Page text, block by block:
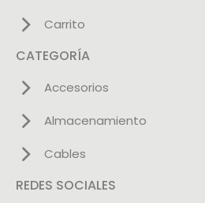
Carrito
CATEGORÍA
Accesorios
Almacenamiento
Cables
REDES SOCIALES